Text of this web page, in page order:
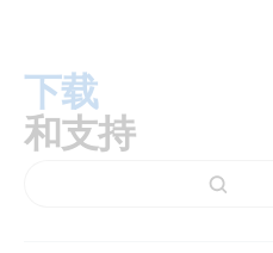
下载
和支持